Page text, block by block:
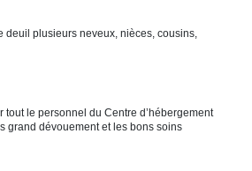
deuil plusieurs neveux, nièces, cousins,
tout le personnel du Centre d’hébergement
grand dévouement et les bons soins